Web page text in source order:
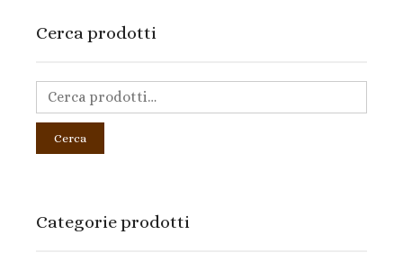
Cerca prodotti
Cerca
Categorie prodotti